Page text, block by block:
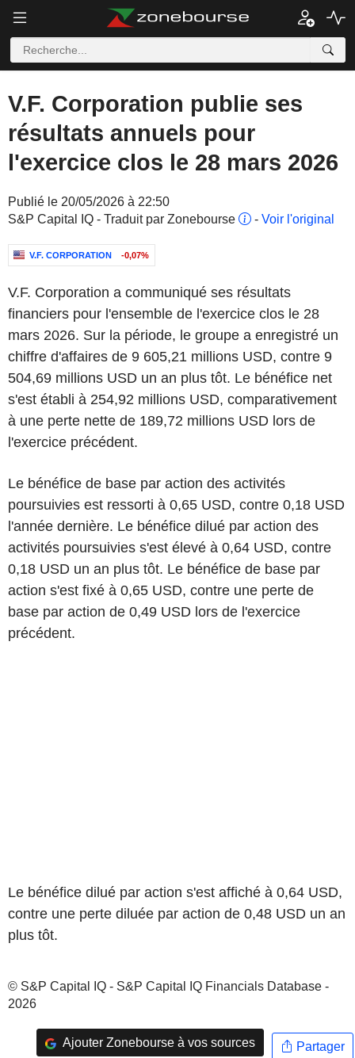
V.F. Corporation publie ses
résultats annuels pour
l'exercice clos le 28 mars 2026
Publié le 20/05/2026 à 22:50
S&P Capital IQ - Traduit par Zonebourse
- Voir l'original
V.F. CORPORATION -0,07%
V.F. Corporation a communiqué ses résultats
financiers pour l'ensemble de l'exercice clos le 28
mars 2026. Sur la période, le groupe a enregistré un
chiffre d'affaires de 9 605,21 millions USD, contre 9
504,69 millions USD un an plus tôt. Le bénéfice net
s'est établi à 254,92 millions USD, comparativement
à une perte nette de 189,72 millions USD lors de
l'exercice précédent.
Le bénéfice de base par action des activités
poursuivies est ressorti à 0,65 USD, contre 0,18 USD
l'année dernière. Le bénéfice dilué par action des
activités poursuivies s'est élevé à 0,64 USD, contre
0,18 USD un an plus tôt. Le bénéfice de base par
action s'est fixé à 0,65 USD, contre une perte de
base par action de 0,49 USD lors de l'exercice
précédent.
Le bénéfice dilué par action s'est affiché à 0,64 USD,
contre une perte diluée par action de 0,48 USD un an
plus tôt.
© S&P Capital IQ - S&P Capital IQ Financials Database -
2026
Ajouter Zonebourse à vos sources Partager